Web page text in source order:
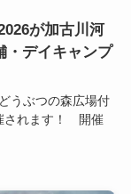
が加古川河
・デイキャンプ
うぶつの森広場付
されます！ 開催